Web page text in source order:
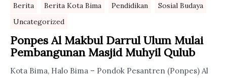
Berita Berita Kota Bima Pendidikan
Sosial Budaya
Uncategorized
Ponpes Al Makbul Darrul Ulum Mulai
Pembangunan Masjid Muhyil Qulub
Kota Bima, Halo Bima – Pondok Pesantren (Ponpes) Al